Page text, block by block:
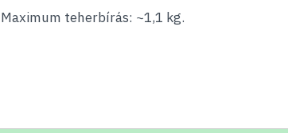
Maximum teherbírás: ~1,1 kg.